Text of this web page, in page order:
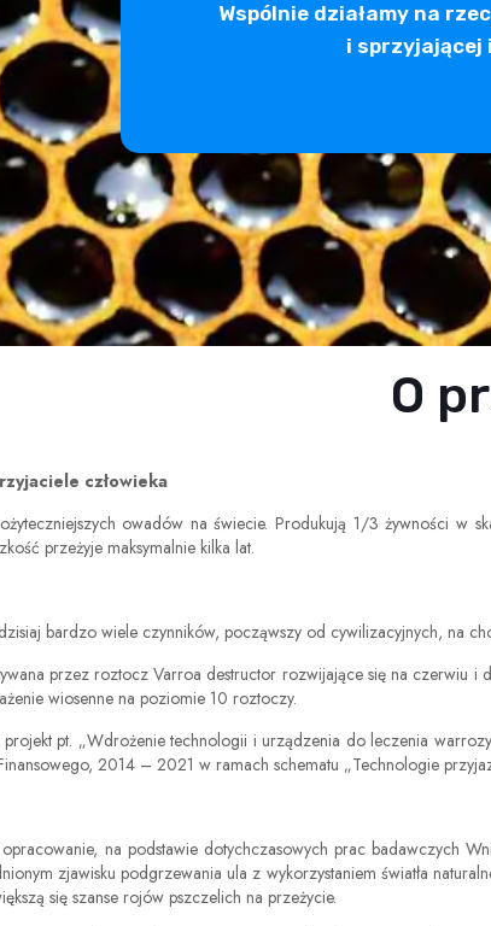
Wspólnie działamy na
i sprzyjającej
O
człowieka
owadów na świecie. Produkują 1/3 żywności w
przeżyje maksymalnie kilka lat.
bardzo wiele czynników, począwszy od cywilizacyjnych, na
przez roztocz Varroa destructor rozwijające się na czerwiu i
wiosenne na poziomie 10 roztoczy.
pt. „Wdrożenie technologii i urządzenia do leczenia
2014 – 2021 w ramach schematu „Technologie
na podstawie dotychczasowych prac badawczych
zjawisku podgrzewania ula z wykorzystaniem światła
się szanse rojów pszczelich na przeżycie.